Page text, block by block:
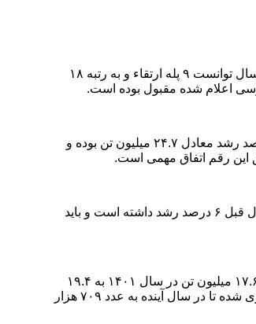
به گزارش خبرحرفه ای از ایسنا، عبدالعلی علی عسگری با بیان اینکه به همت اقداماتی کعه صورت گرفت هلدینگ خلیج فارس از بین ۲۷ شرکت برتر در دنیا امسال توانست ۹ پله ارتقاء و به رتبه ۱۸
.
وی با اشاره به میزان تولید، گفت: نسبت به سال گذشته شاهد افزایش تولید بیش از یک‌ونیم میلیون تن بوده‌ایم به‌طوری که در سال ۱۴۰۲ میزان تولید با ۶.۶ درصد رشد معادل ۲۴.۷ میلیون تن بوده و
.
به گفته مدیرعامل شرکت صنایع پتروشیمی خلیج فارس تا روز گذشته میزان تولید تجمیعی گروه بالغ بر ۱۵.۸ میلیون تن بوده است که نسبت به دوره مشابه سال قبل ۶ درصد رشد داشته است و باید
علی‌عسگری در خصوص فروش کلی محصولات پتروشیمی گفت: میزان فروش و عرضه محصولات مختلف پتروشیمی در بازارهای داخلی و صادراتی از مقدار ۱۷.۶ میلیون تن در سال ۱۴۰۱ به ۱۹.۴
میلیون تن در سال ۱۴۰۲ افزایش یافته که نزدیک به ۱۰ درصد رشد داشته است. کل فروش هلدینگ به ۵۰۹ هزار میلیارد تومان در سال ۱۴۰۲ رسید و برنامه‌ریزی شده تا در سال آینده به عدد ۷۰۹ هزار